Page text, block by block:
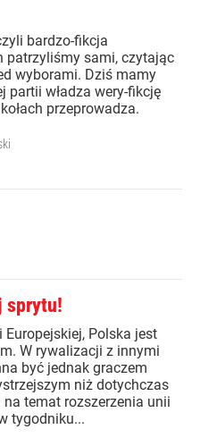
bardzo-fikcja
patrzyliśmy sami, czytając
wyborami. Dziś mamy
partii władza wery-fikcję
przeprowadza.
sprytu!
Europejskiej, Polska jest
W rywalizacji z innymi
być jednak graczem
niż dotychczas
temat rozszerzenia unii
tygodniku...